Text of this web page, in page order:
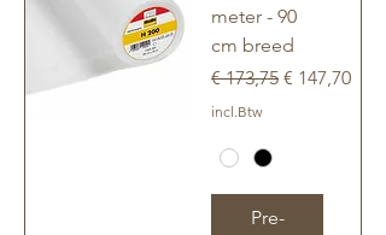
meter - 90
cm breed
Normale prijs
€ 173,75 Verkoopprijs
€ 147,70
incl.Btw
Pre-